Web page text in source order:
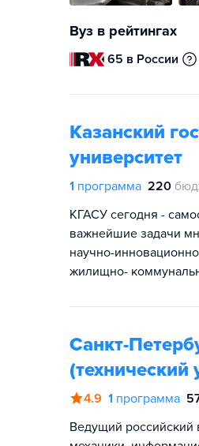
Вуз в рейтингах
65 в России
Казанский
университет
1 программа 220
КГАСУ сегодня -
важнейшие задачи
научно-
жилищно-
Санкт-
(технический
4.9 1 программа
Ведущий российский